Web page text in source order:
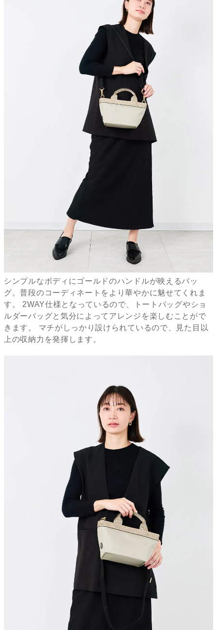
シンプルなボディにゴールドのハンドルが映えるバッ
グ。普段のコーディネートをより華やかに魅せてくれま
す。 2WAY仕様となっているので、トートバッグやショ
ルダーバッグと気分によってアレンジを楽しむことがで
きます。 マチがしっかり設けられているので、見た目以
上の収納力を発揮します。